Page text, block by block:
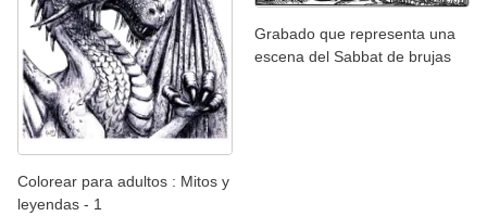
Colorear para adultos : Mitos y
leyendas - 1
Grabado que representa una
escena del Sabbat de brujas